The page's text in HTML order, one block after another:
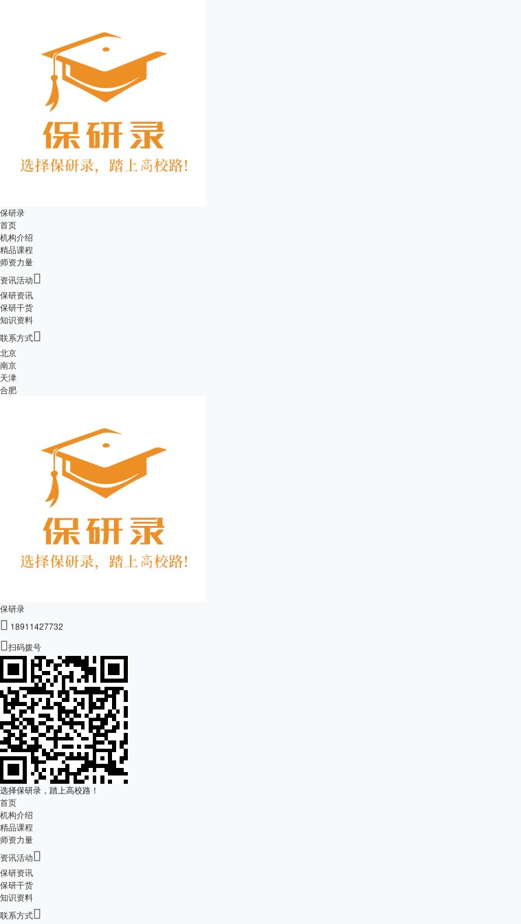
保研录
首页
机构介绍
精品课程
师资力量
资讯活动
保研资讯
保研干货
知识资料
联系方式
北京
南京
天津
合肥
保研录
 18911427732
扫码拨号
选择保研录，踏上高校路！
首页
机构介绍
精品课程
师资力量
资讯活动
保研资讯
保研干货
知识资料
联系方式